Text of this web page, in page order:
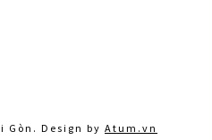
Gòn. Design by Atum.vn